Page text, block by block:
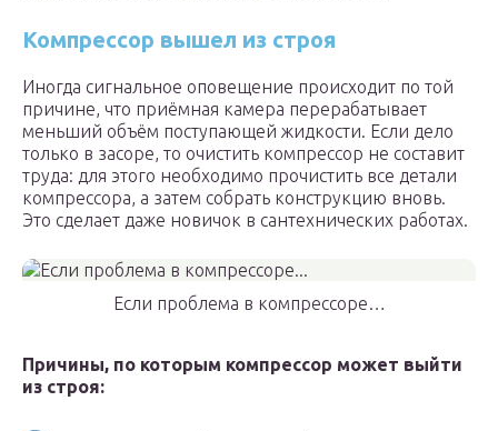
Компрессор вышел из строя
Иногда сигнальное оповещение происходит по той
причине, что приёмная камера перерабатывает
меньший объём поступающей жидкости. Если дело
только в засоре, то очистить компрессор не составит
труда: для этого необходимо прочистить все детали
компрессора, а затем собрать конструкцию вновь.
Это сделает даже новичок в сантехнических работах.
Если проблема в компрессоре…
Причины, по которым компрессор может выйти
из строя: